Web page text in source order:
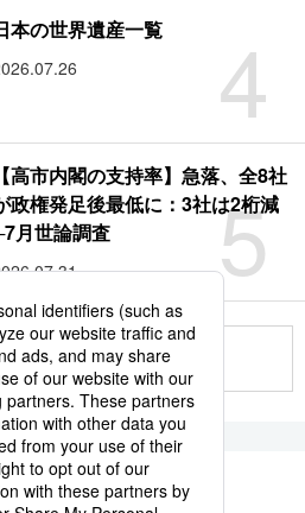
4
本の世界遺産一覧
5
【高市内閣の支持率】急落、全8社
政権発足後最低に：3社は2桁減
月世論調査
と見る